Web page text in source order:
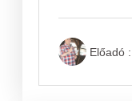
Előadó :